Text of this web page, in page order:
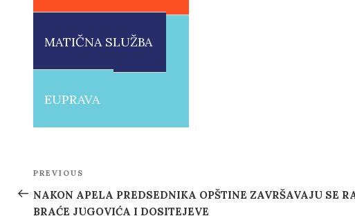
MATIČNA SLUŽBA
EUPRAVA
Post
navigation
Previous
Post
PREVIOUS
NAKON APELA PREDSEDNIKA OPŠTINE ZAVRŠAVAJU SE
BRAĆE JUGOVIĆA I DOSITEJEVE